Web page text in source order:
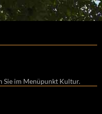
Sie im Menüpunkt Kultur.